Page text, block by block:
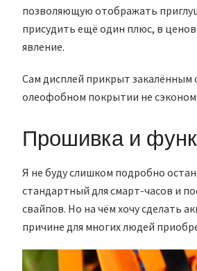
позволяющую отображать
присудить ещё один плюс, в
явление.
Сам дисплей прикрыт закалённым
олеофобном покрытии не
Прошивка и
Я не буду слишком подробно
стандартный для смарт-часов и
свайпов. Но на чём хочу сделать
причине для многих людей